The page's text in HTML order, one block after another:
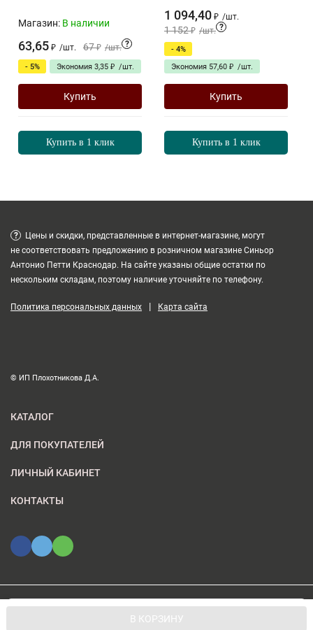
В КОРЗИНУ
Магазин: В наличии
63,65 ₽ /шт. 67 ₽ /шт. ?
- 5% Экономия 3,35 ₽ /шт.
Купить
Купить в 1 клик
1 094,40 ₽ /шт.
1 152 ₽ /шт. ?
- 4%
Экономия 57,60 ₽ /шт.
Купить
Купить в 1 клик
?
Цены и скидки, представленные в интернет-магазине, могут
не соответствовать предложению в розничном магазине Синьор
Антонио Петти Краснодар. На сайте указаны общие остатки по
нескольким складам, поэтому наличие уточняйте по телефону.
Политика персональных данных | Карта сайта
© ИП Плохотникова Д.А.
КАТАЛОГ
ДЛЯ ПОКУПАТЕЛЕЙ
ЛИЧНЫЙ КАБИНЕТ
КОНТАКТЫ